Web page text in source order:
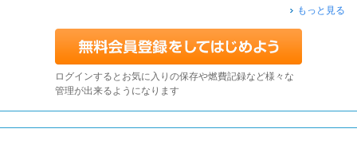
もっと見る
ログインするとお気に入りの保存や燃費記録など様々な
管理が出来るようになります